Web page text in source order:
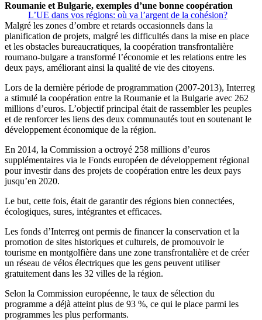
L’UE dans vos régions: où va l’argent de la cohésion?
Roumanie et Bulgarie, exemples d’une bonne coopération
Malgré les zones d’ombre et retards occasionnels dans la
planification de projets, malgré les difficultés dans la mise en place
et les obstacles bureaucratiques, la coopération transfrontalière
roumano-bulgare a transformé l’économie et les relations entre les
deux pays, améliorant ainsi la qualité de vie des citoyens.
Lors de la dernière période de programmation (2007-2013), Interreg
a stimulé la coopération entre la Roumanie et la Bulgarie avec 262
millions d’euros. L’objectif principal était de rassembler les peuples
et de renforcer les liens des deux communautés tout en soutenant le
développement économique de la région.
En 2014, la Commission a octroyé 258 millions d’euros
supplémentaires via le Fonds européen de développement régional
pour investir dans des projets de coopération entre les deux pays
jusqu’en 2020.
Le but, cette fois, était de garantir des régions bien connectées,
écologiques, sures, intégrantes et efficaces.
Les fonds d’Interreg ont permis de financer la conservation et la
promotion de sites historiques et culturels, de promouvoir le
tourisme en montgolfière dans une zone transfrontalière et de créer
un réseau de vélos électriques que les gens peuvent utiliser
gratuitement dans les 32 villes de la région.
Selon la Commission européenne, le taux de sélection du
programme a déjà atteint plus de 93 %, ce qui le place parmi les
programmes les plus performants.